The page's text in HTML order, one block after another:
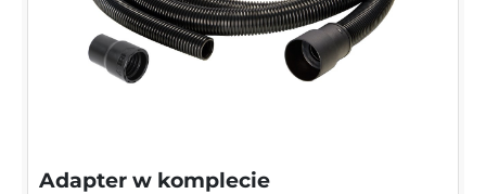
Adapter w komplecie